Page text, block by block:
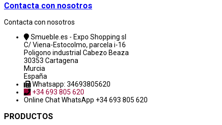
Contacta con nosotros
Contacta con nosotros
Smueble.es - Expo Shopping sl
C/ Viena-Estocolmo, parcela i-16
Poligono industrial Cabezo Beaza
30353 Cartagena
Murcia
España
Whatsapp: 34693805620
+34 693 805 620
Online ChatWhatsApp +34 693 805 620
PRODUCTOS